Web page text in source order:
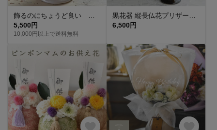
5,500円
10,000円以上で送料無料
6,500円